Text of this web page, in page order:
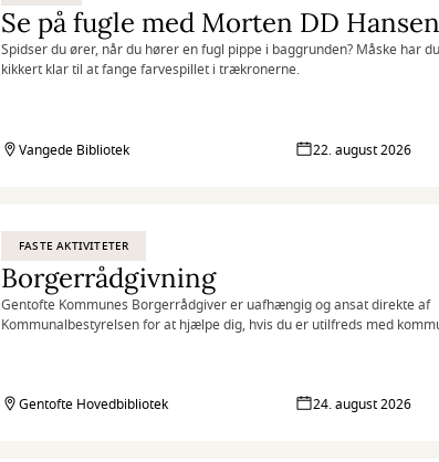
Se på fugle med Morten DD Hansen
Spidser du ører, når du hører en fugl pippe i baggrunden? Måske har
kikkert klar til at fange farvespillet i trækronerne.
Vangede Bibliotek 22. august 2026
FASTE AKTIVITETER
Borgerrådgivning
Gentofte Kommunes Borgerrådgiver er uafhængig og ansat direkte af
Kommunalbestyrelsen for at hjælpe dig, hvis du er utilfreds med
Gentofte Hovedbibliotek 24. august 2026